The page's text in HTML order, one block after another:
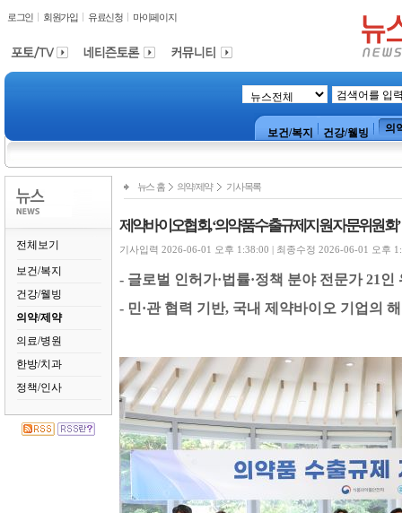
로그인 회원가입 유료신청 마이페이지
보건/복지 건강/웰빙 의
전체보기
보건/복지
건강/웰빙
의약/제약
의료/병원
한방/치과
정책/인사
뉴스 홈 의약/제약 기사목록
제약바이오협회, ‘의약품 수출규제지원 자문위원회
기사입력 2026-06-01 오후 1:38:00 | 최종수정 2026-06-01 오후
- 글로벌 인허가·법률·정책 분야 전문가21인
- 민·관 협력 기반, 국내 제약바이오 기업의